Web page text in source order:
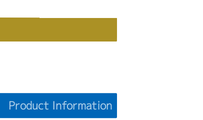
Product Information